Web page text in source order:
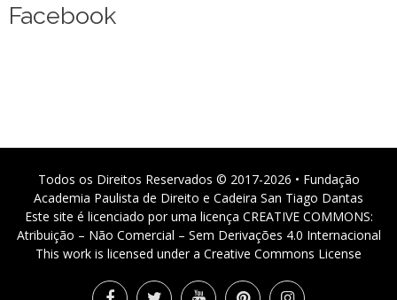
Facebook
Todos os Direitos Reservados © 2017-2026 • Fundação
Academia Paulista de Direito e Cadeira San Tiago Dantas
Este site é licenciado por uma licença CREATIVE COMMONS:
Atribuição – Não Comercial – Sem Derivações 4.0 Internacional
This work is licensed under a Creative Commons License